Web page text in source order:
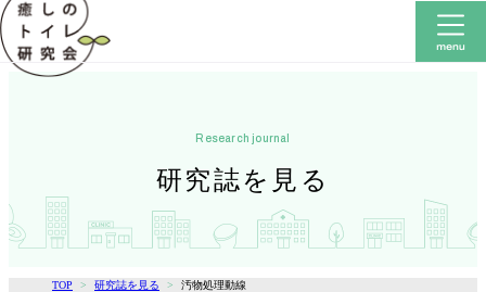
研究誌を見る
research journal
TOP 研究誌を見る 汚物処理動線